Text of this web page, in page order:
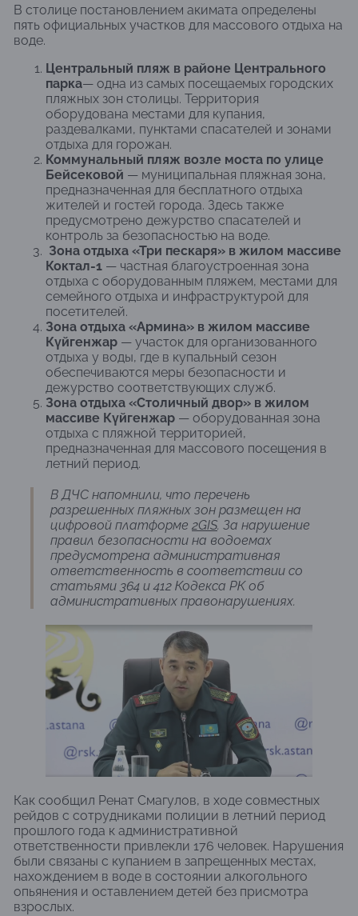
В столице постановлением акимата определены
пять официальных участков для массового отдыха на
воде.
Центральный пляж в районе Центрального
парка— одна из самых посещаемых городских
пляжных зон столицы. Территория
оборудована местами для купания,
раздевалками, пунктами спасателей и зонами
отдыха для горожан.
Коммунальный пляж возле моста по улице
Бейсековой — муниципальная пляжная зона,
предназначенная для бесплатного отдыха
жителей и гостей города. Здесь также
предусмотрено дежурство спасателей и
контроль за безопасностью на воде.
Зона отдыха «Три пескаря» в жилом массиве
Коктал-1 — частная благоустроенная зона
отдыха с оборудованным пляжем, местами для
семейного отдыха и инфраструктурой для
посетителей.
Зона отдыха «Армина» в жилом массиве
Күйгенжар — участок для организованного
отдыха у воды, где в купальный сезон
обеспечиваются меры безопасности и
дежурство соответствующих служб.
Зона отдыха «Столичный двор» в жилом
массиве Күйгенжар — оборудованная зона
отдыха с пляжной территорией,
предназначенная для массового посещения в
летний период.
В ДЧС напомнили, что перечень
разрешенных пляжных зон размещен на
цифровой платформе 2GIS. За нарушение
правил безопасности на водоемах
предусмотрена административная
ответственность в соответствии со
статьями 364 и 412 Кодекса РК об
административных правонарушениях.
Как сообщил Ренат Смагулов, в ходе совместных
рейдов с сотрудниками полиции в летний период
прошлого года к административной
ответственности привлекли 176 человек. Нарушения
были связаны с купанием в запрещенных местах,
нахождением в воде в состоянии алкогольного
опьянения и оставлением детей без присмотра
взрослых.